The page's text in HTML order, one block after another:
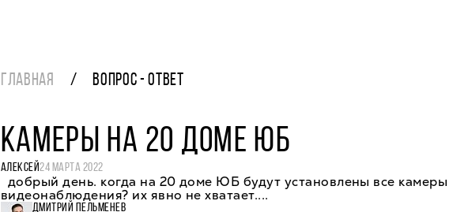
ГЛАВНАЯ ВОПРОС - ОТВЕТ
КАМЕРЫ НА 20 ДОМЕ ЮБ
АЛЕКСЕЙ24 МАРТА 2022
добрый день. когда на 20 доме ЮБ будут установлены все камеры
видеонаблюдения? их явно не хватает....
ДМИТРИЙ ПЕЛЬМЕНЕВ